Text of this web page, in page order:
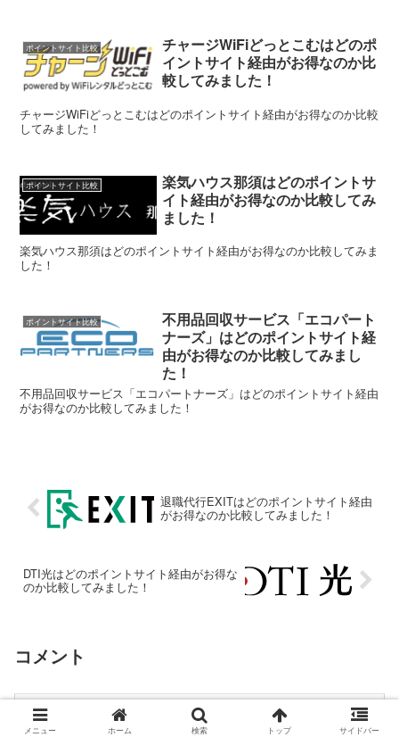
ポイントサイト比較
チャージWiFiどっとこむはどのポ
イントサイト経由がお得なのか比
較してみました！
チャージWiFiどっとこむはどのポイントサイト経由がお得なのか比較
してみました！
ポイントサイト比較
楽気ハウス那須はどのポイントサ
イト経由がお得なのか比較してみ
ました！
楽気ハウス那須はどのポイントサイト経由がお得なのか比較してみま
した！
ポイントサイト比較
不用品回収サービス「エコパート
ナーズ」はどのポイントサイト経
由がお得なのか比較してみまし
た！
不用品回収サービス「エコパートナーズ」はどのポイントサイト経由
がお得なのか比較してみました！
退職代行EXITはどのポイントサイト経由
がお得なのか比較してみました！
DTI光はどのポイントサイト経由がお得な
のか比較してみました！
コメント
コメントを書き込む
メニュー ホーム 検索 トップ サイドバー